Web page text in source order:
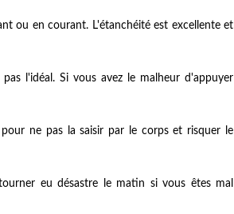
ou en courant. L'étanchéité est excellente et
l'idéal. Si vous avez le malheur d'appuyer
ne pas la saisir par le corps et risquer le
eu désastre le matin si vous êtes mal